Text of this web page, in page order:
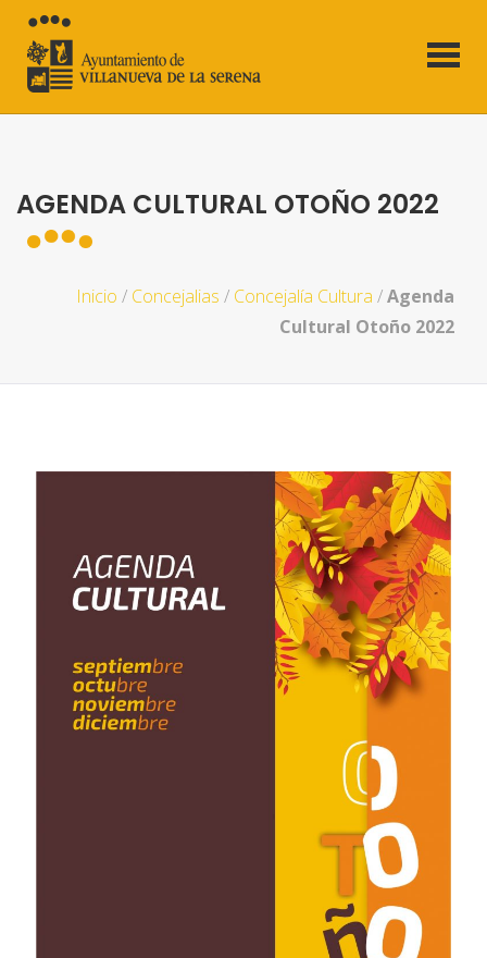
AGENDA CULTURAL OTOÑO 2022
Inicio / Concejalias / Concejalía Cultura /Agenda
Cultural Otoño 2022